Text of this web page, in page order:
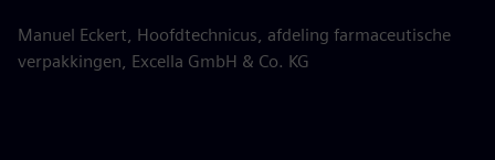
Manuel Eckert, Hoofdtechnicus, afdeling farmaceutische
verpakkingen, Excella GmbH & Co. KG